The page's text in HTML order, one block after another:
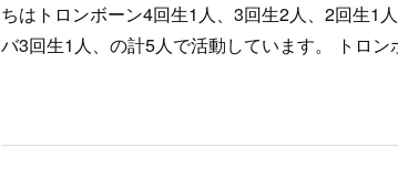
ちはトロンボーン4回生1人、3回生2人、2回生1
バ3回生1人、の計5人で活動しています。 トロ